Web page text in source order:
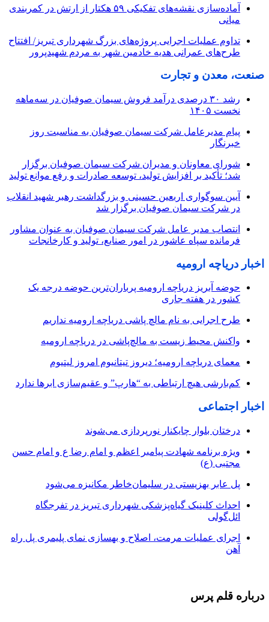
آماده‌سازی نقشه‌های تفکیکی ۵۹ هکتار از ارتش در کمربندی
میانی
تداوم عملیات اجرایی پروژه‌های بزرگ شهرداری تبریز/ افتتاح
طرح‌های عمرانی هدیه خادمین شهر به مردم شهیدپرور
صنعت، معدن و تجارت
رشد ۳۰ درصدی درآمد فروش سیمان صوفیان در سه‌ماهه
نخست ۱۴۰۵
پیام مدیرعامل شرکت سیمان صوفیان به مناسبت روز
خبرنگار
شورای معاونان و مدیران شرکت سیمان صوفیان برگزار
شد؛ تأکید بر افزایش تولید، توسعه صادرات و رفع موانع تولید
آیین سوگواری اربعین حسینی و بزرگداشت رهبر شهید انقلاب
در شرکت سیمان صوفیان برگزار شد
انتصاب مدیر عامل شرکت سیمان صوفیان به عنوان مشاور
فرمانده سپاه عاشور در امور صنایع، تولید و کارخانجات
اخبار دریاچه ارومیه
حوضه آبریز دریاچه ارومیه پرباران‌ترین حوضه‌ درجه یک
کشور در هفته جاری
طرح اجرایی به نام مالچ پاشی دریاچه ارومیه نداریم
واکنش محیط زیست به مالچ‌پاشی در دریاچه ارومیه
معمای دریاچه ارومیه؛ دیروز تیتانیوم امروز لیتیوم
کم‌بارشی هیچ ارتباطی به “هارپ” و عقیم‌سازی ابرها ندارد
اخبار اجتماعی
درختان بلوار چایکنار نورپردازی می‌شوند
ویژه برنامه شهادت پیامبر اعظم و امام رضا ع و امام حسن
مجتبی (ع)
پل عابر بهزیستی در سلیمان‌خاطر مکانیزه می‌شود
احداث کلینیک گیاه‌پزشکی شهرداری تبریز در تفرجگاه
ائل‌گولی
اجرای عملیات مرمت، اصلاح و بهسازی نمای پلیمری پل راه
آهن
درباره قلم پرس